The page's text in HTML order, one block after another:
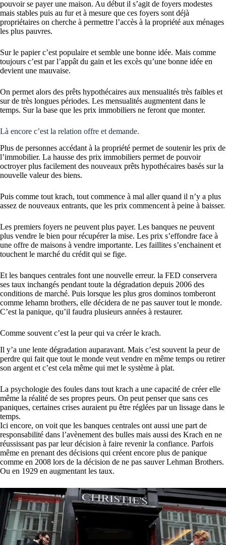
pouvoir se payer une maison. Au début il s’agit de foyers modestes
mais stables puis au fur et à mesure que ces foyers sont déjà
propriétaires on cherche à permettre l’accès à la propriété aux ménages
les plus pauvres.
Sur le papier c’est populaire et semble une bonne idée. Mais comme
toujours c’est par l’appât du gain et les excès qu’une bonne idée en
devient une mauvaise.
On permet alors des prêts hypothécaires aux mensualités très faibles et
sur de très longues périodes. Les mensualités augmentent dans le
temps. Sur la base que les prix immobiliers ne feront que monter.
Là encore c’est la relation offre et demande.
Plus de personnes accédant à la propriété permet de soutenir les prix de
l’immobilier. La hausse des prix immobiliers permet de pouvoir
octroyer plus facilement des nouveaux prêts hypothécaires basés sur la
nouvelle valeur des biens.
Puis comme tout krach, tout commence à mal aller quand il n’y a plus
assez de nouveaux entrants, que les prix commencent à peine à baisser.
Les premiers foyers ne peuvent plus payer. Les banques ne peuvent
plus vendre le bien pour récupérer la mise. Les prix s’effondre face à
une offre de maisons à vendre importante. Les faillites s’enchainent et
touchent le marché du crédit qui se fige.
Et les banques centrales font une nouvelle erreur. la FED conservera
ses taux inchangés pendant toute la dégradation depuis 2006 des
conditions de marché. Puis lorsque les plus gros dominos tomberont
comme lehamn brothers, elle décidera de ne pas sauver tout le monde.
C’est la panique, qu’il faudra plusieurs années à restaurer.
Comme souvent c’est la peur qui va créer le krach.
Il y’a une lente dégradation auparavant. Mais c’est souvent la peur de
perdre qui fait que tout le monde veut vendre en même temps ou retirer
son argent et c’est cela même qui met le système à plat.
La psychologie des foules dans tout krach a une capacité de créer elle
même la réalité de ses propres peurs. On peut penser que sans ces
paniques, certaines crises auraient pu être réglées par un lissage dans le
temps.
Ici encore, on voit que les banques centrales ont aussi une part de
responsabilité dans l’avènement des bulles mais aussi des Krach en ne
réussissant pas par leur décision à faire revenir la confiance. Parfois
même en prenant des décisions qui créent encore plus de panique
comme en 2008 lors de la décision de ne pas sauver Lehman Brothers.
Ou en 1929 en augmentant les taux.